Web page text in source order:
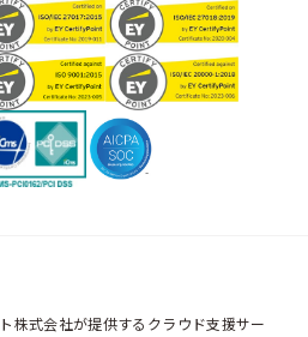
株式会社が提供するクラウド支援サー